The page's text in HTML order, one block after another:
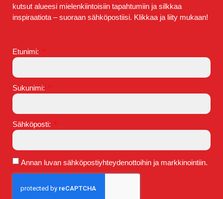
kutsut alueesi mielenkiintoisiin tapahtumiin ja silkkaa
inspiraatiota – suoraan sähköpostiisi. Klikkaa ja liity mukaan!
Etunimi:
Sukunimi:
Sähköposti:
Annan luvan sähköpostiyhteydenottoihin ja markkinointiin.